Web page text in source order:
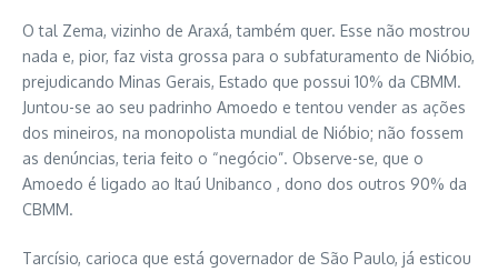
O tal Zema, vizinho de Araxá, também quer. Esse não mostrou
nada e, pior, faz vista grossa para o subfaturamento de Nióbio,
prejudicando Minas Gerais, Estado que possui 10% da CBMM.
Juntou-se ao seu padrinho Amoedo e tentou vender as ações
dos mineiros, na monopolista mundial de Nióbio; não fossem
as denúncias, teria feito o “negócio”. Observe-se, que o
Amoedo é ligado ao Itaú Unibanco , dono dos outros 90% da
CBMM.
Tarcísio, carioca que está governador de São Paulo, já esticou